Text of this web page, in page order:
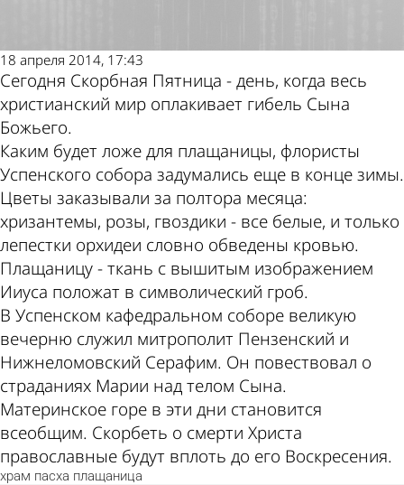
18 апреля 2014, 17:43
Сегодня Скорбная Пятница - день, когда весь
христианский мир оплакивает гибель Сына
Божьего.
Каким будет ложе для плащаницы, флористы
Успенского собора задумались еще в конце зимы.
Цветы заказывали за полтора месяца:
хризантемы, розы, гвоздики - все белые, и только
лепестки орхидеи словно обведены кровью.
Плащаницу - ткань с вышитым изображением
Ииуса положат в символический гроб.
В Успенском кафедральном соборе великую
вечерню служил митрополит Пензенский и
Нижнеломовский Серафим. Он повествовал о
страданиях Марии над телом Сына.
Материнское горе в эти дни становится
всеобщим. Скорбеть о смерти Христа
православные будут вплоть до его Воскресения.
храм пасха плащаница